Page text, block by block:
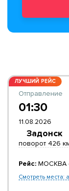
ЛУЧШИЙ РЕЙС
Отправление
01:30
11.08.2026
Задонск
поворот 426
Рейс: МОСКВА
Смотреть места: